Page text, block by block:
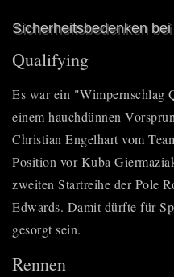
Sicherheitsbedenken
Qualifying
Es war ein
einem hauchdünnen
Christian Engelhart vom
Position vor Kuba
zweiten Startreihe der Pole
Edwards. Damit dürfte für
gesorgt sein.
Rennen